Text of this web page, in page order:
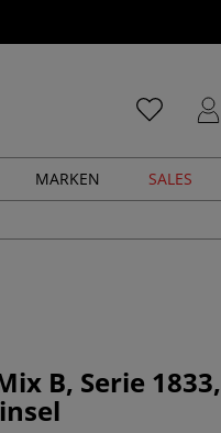
MARKEN SALES
B, Serie 1833,